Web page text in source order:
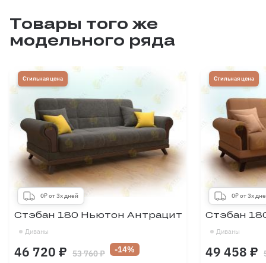
Товары того же
модельного ряда
Стильная цена
0₽ от 3х дней
Диваны
Стэбан 180 Ньютон Антрацит
46 720 ₽ 53 760 ₽ -14%
Стильная цена
0₽ от 3х
Диваны
Стэбан
49 458 ₽